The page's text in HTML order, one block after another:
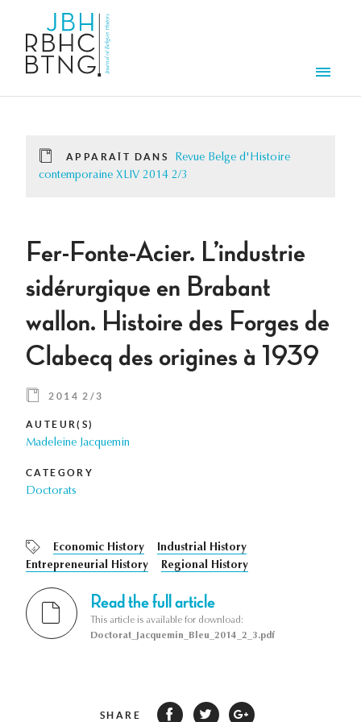
APPARAÎT DANS
Revue Belge d'Histoire
contemporaine XLIV 2014 2/3
Fer-Fonte-Acier. L’industrie
sidérurgique en Brabant
wallon. Histoire des Forges de
Clabecq des origines à 1939
2014 2/3
AUTEUR(S)
Madeleine Jacquemin
CATEGORY
Doctorats
Economic History
Industrial History
Entrepreneurial History
Regional History
Read the full article
This article is available for download:
Doctorat_Jacquemin_Bleu_2014_2_3.pdf
SHARE